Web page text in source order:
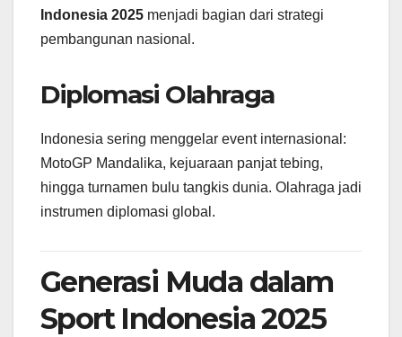
Indonesia 2025 menjadi bagian dari strategi
pembangunan nasional.
Diplomasi Olahraga
Indonesia sering menggelar event internasional:
MotoGP Mandalika, kejuaraan panjat tebing,
hingga turnamen bulu tangkis dunia. Olahraga jadi
instrumen diplomasi global.
Generasi Muda dalam
Sport Indonesia 2025